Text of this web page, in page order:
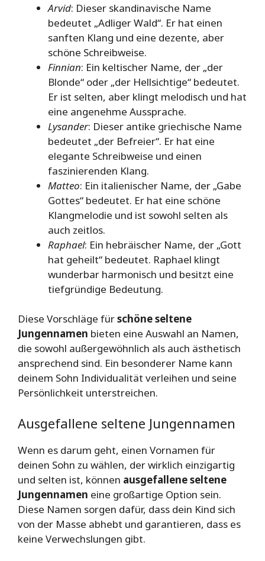
Arvid: Dieser skandinavische Name
bedeutet „Adliger Wald“. Er hat einen
sanften Klang und eine dezente, aber
schöne Schreibweise.
Finnian: Ein keltischer Name, der „der
Blonde“ oder „der Hellsichtige“ bedeutet.
Er ist selten, aber klingt melodisch und hat
eine angenehme Aussprache.
Lysander: Dieser antike griechische Name
bedeutet „der Befreier“. Er hat eine
elegante Schreibweise und einen
faszinierenden Klang.
Matteo: Ein italienischer Name, der „Gabe
Gottes“ bedeutet. Er hat eine schöne
Klangmelodie und ist sowohl selten als
auch zeitlos.
Raphael: Ein hebräischer Name, der „Gott
hat geheilt“ bedeutet. Raphael klingt
wunderbar harmonisch und besitzt eine
tiefgründige Bedeutung.
Diese Vorschläge fürschöne seltene
Jungennamen bieten eine Auswahl an Namen,
die sowohl außergewöhnlich als auch ästhetisch
ansprechend sind. Ein besonderer Name kann
deinem Sohn Individualität verleihen und seine
Persönlichkeit unterstreichen.
Ausgefallene seltene Jungennamen
Wenn es darum geht, einen Vornamen für
deinen Sohn zu wählen, der wirklich einzigartig
und selten ist, können ausgefallene seltene
Jungennamen eine großartige Option sein.
Diese Namen sorgen dafür, dass dein Kind sich
von der Masse abhebt und garantieren, dass es
keine Verwechslungen gibt.